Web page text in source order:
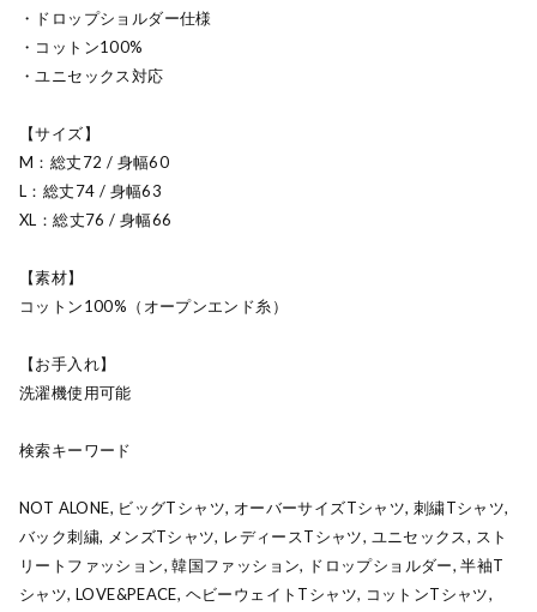
・ドロップショルダー仕様
・コットン100%
・ユニセックス対応
【サイズ】
M：総丈72 / 身幅60
L：総丈74 / 身幅63
XL：総丈76 / 身幅66
【素材】
コットン100%（オープンエンド糸）
【お手入れ】
洗濯機使用可能
検索キーワード
NOT ALONE, ビッグTシャツ, オーバーサイズTシャツ, 刺繍Tシャツ,
バック刺繍, メンズTシャツ, レディースTシャツ, ユニセックス, スト
リートファッション, 韓国ファッション, ドロップショルダー, 半袖T
シャツ, LOVE&PEACE, ヘビーウェイトTシャツ, コットンTシャツ,